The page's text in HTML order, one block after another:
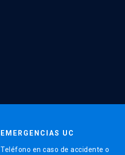
EMERGENCIAS UC
Teléfono en caso de accidente o